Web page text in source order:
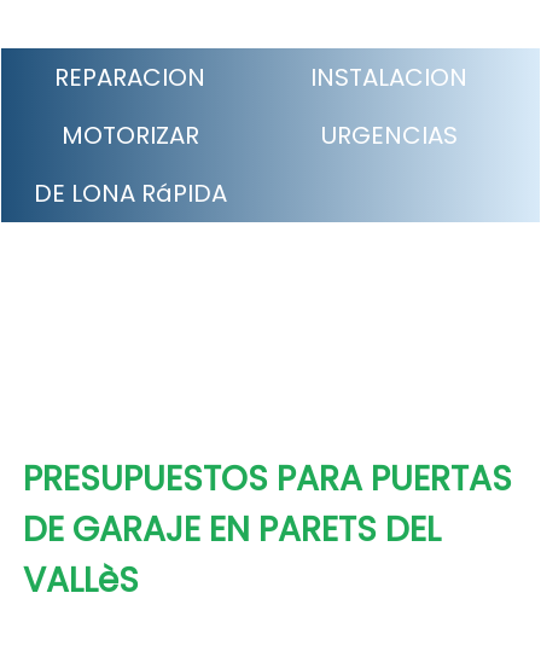
REPARACION
INSTALACION
MOTORIZAR
URGENCIAS
DE LONA RáPIDA
PRESUPUESTOS PARA PUERTAS
DE GARAJE EN PARETS DEL
VALLèS